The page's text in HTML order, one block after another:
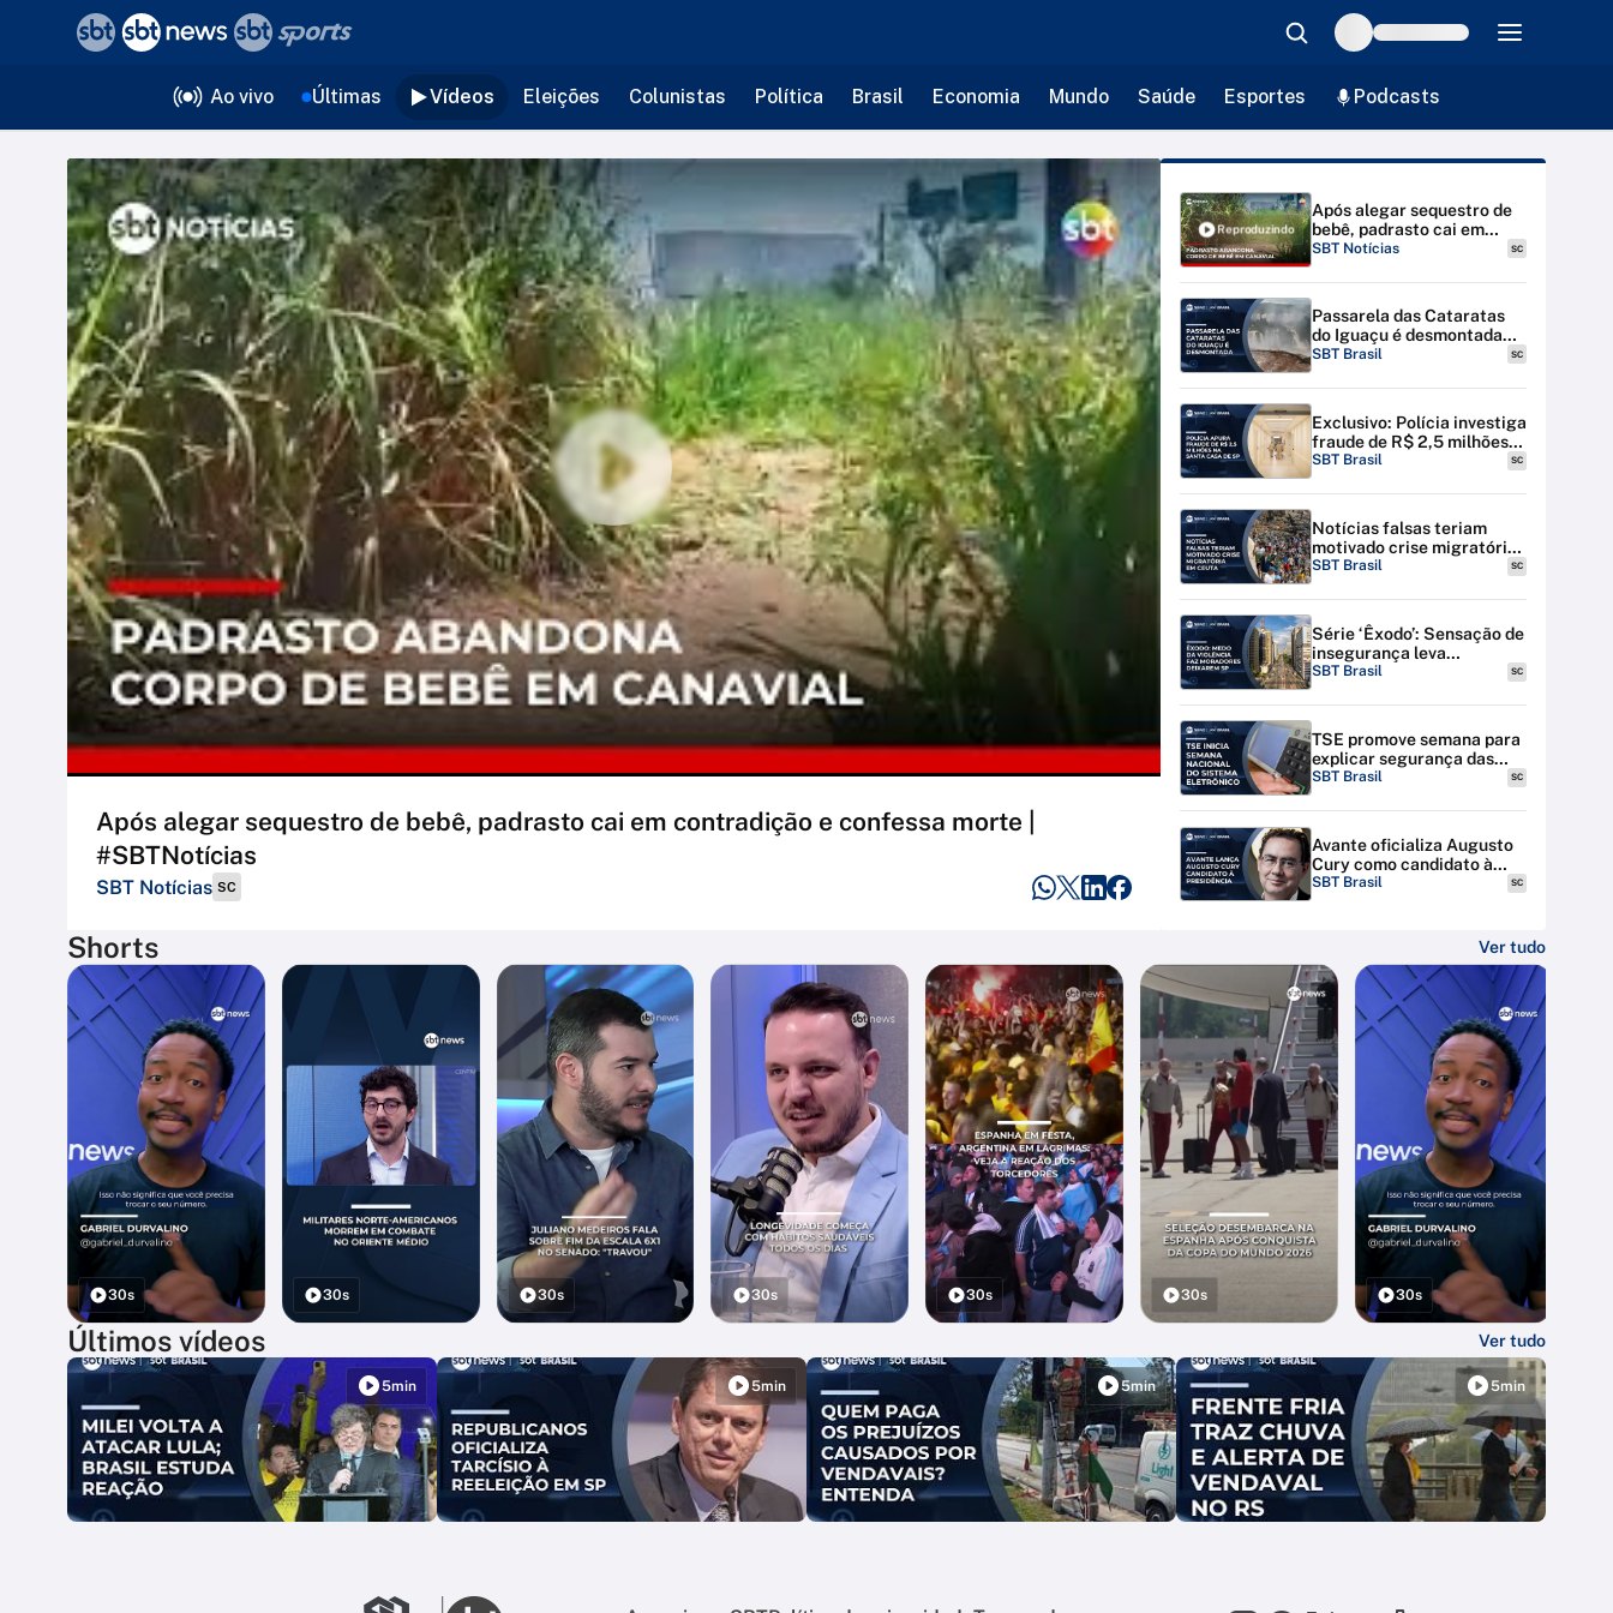
Ao vivo Últimas Vídeos Eleições Colunistas Política Brasil Economia Mundo Saúde Esportes Podcasts
Após alegar sequestro de bebê, padrasto cai em contradição e confessa morte |
#SBTNotícias
SBT Notícias SC
Reproduzindo
Após alegar sequestro de
bebê, padrasto cai em
contradição e confessa
SBT Notícias SC
Passarela das Cataratas
do Iguaçu é desmontada
por riscos de inundação
SBT Brasil SC
Exclusivo: Polícia investiga
fraude de R$ 2,5 milhões
na Santa Casa de SP
SBT Brasil SC
Notícias falsas teriam
motivado crise migratória
em Ceuta; Espanha amplia
SBT Brasil SC
Série ‘Êxodo’: Sensação de
insegurança leva
moradores a deixarem SP
SBT Brasil SC
TSE promove semana para
explicar segurança das
urnas eletrônicas em todo
SBT Brasil SC
Avante oficializa Augusto
Cury como candidato à
Presidência
SBT Brasil SC
Shorts Ver tudo
30s 30s 30s 30s 30s 30s 30s
Últimos vídeos Ver tudo
5min 5min 5min 5min
voltar
Editorias